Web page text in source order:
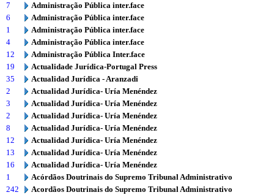
7
Administração Pública inter.face
6
Administração Pública inter.face
1
Administração Pública inter.face
4
Administração Pública inter.face
12
Administração Pública Inter.face
19
Actualidade Jurídica-Portugal Press
35
Actualidad Jurídica - Aranzadi
2
Actualidad Jurídica- Uría Menéndez
3
Actualidad Jurídica- Uría Menéndez
2
Actualidad Jurídica- Uría Menéndez
8
Actualidad Jurídica- Uría Menéndez
12
Actualidad Jurídica- Uría Menéndez
13
Actualidad Jurídica- Uría Menéndez
16
Actualidad Jurídica- Uría Menéndez
1
Acórdãos Doutrinais do Supremo Tribunal Administrativo
242
Acordãos Doutrinais do Supremo Tribunal Administrativo